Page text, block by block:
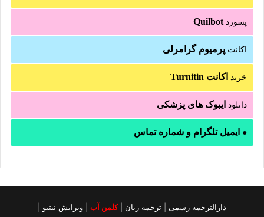
پسوردQuilbot
اکانت پرمیوم گرامرلی
خرید اکانت Turnitin
دانلود ایبوک های پزشکی
● ایمیل تلگرام و شماره تماس
دارالترجمه رسمی ترجمه زبان |کلمن آب ویرایش نیتیو